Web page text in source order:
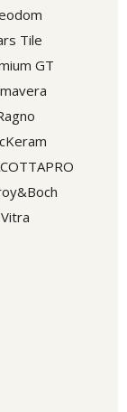
Tile
GT
Vitra